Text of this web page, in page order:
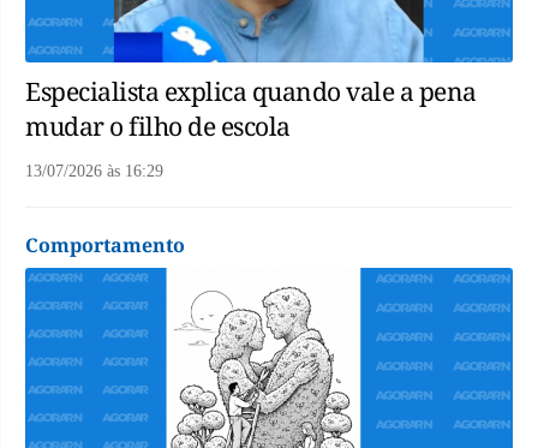
Especialista explica quando vale a pena
mudar o filho de escola
13/07/2026 às 16:29
Comportamento